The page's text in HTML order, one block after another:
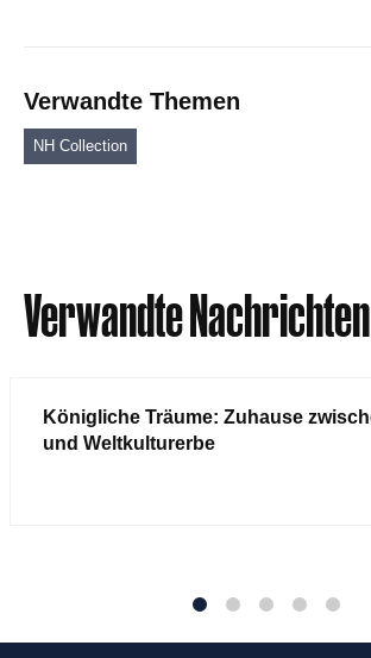
Verwandte Themen
NH Collection
Verwandte Nachrichten
Königliche Träume: Zuhause
und Weltkulturerbe